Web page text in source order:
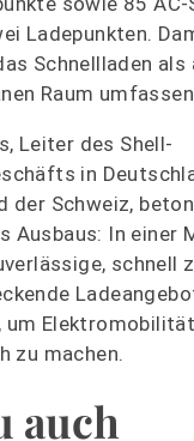
Ladepunkten.
Schnellladen als
Raum
Leiter des Shell-
in
der Schweiz,
Ausbaus: In einer
schnell
um Elektromobilität
zu machen.
auch